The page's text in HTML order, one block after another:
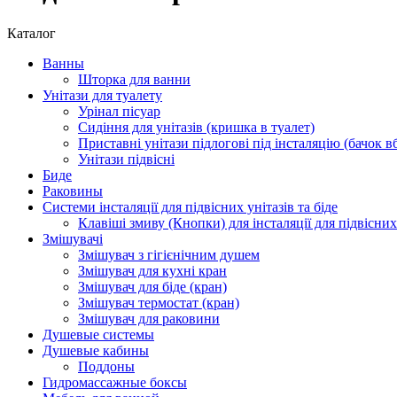
Каталог
Ванны
Шторка для ванни
Унітази для туалету
Урінал пісуар
Сидіння для унітазів (кришка в туалет)
Приставні унітази підлогові під інсталяцію (бачок
Унітази підвісні
Биде
Раковины
Системи інсталяції для підвісних унітазів та біде
Клавіші змиву (Кнопки) для інсталяції для підвісних
Змішувачі
Змішувач з гігієнічним душем
Змішувач для кухні кран
Змішувач для біде (кран)
Змішувач термостат (кран)
Змішувач для раковини
Душевые системы
Душевые кабины
Поддоны
Гидромассажные боксы